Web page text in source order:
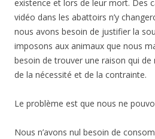
existence et lors de leur mort. Des
vidéo dans les abattoirs n’y
nous avons besoin de justifier la
imposons aux animaux que nous
besoin de trouver une raison qui de
de la nécessité et de la contrainte.
Le problème est que nous ne
Nous n’avons nul besoin de